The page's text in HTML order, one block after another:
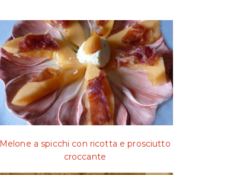
Melone a spicchi con ricotta e prosciutto
croccante